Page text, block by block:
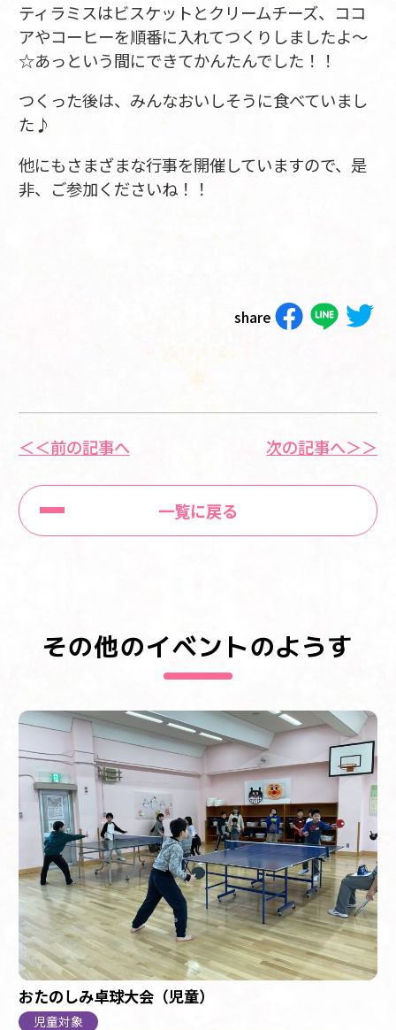
ティラミスはビスケットとクリームチーズ、ココ
アやコーヒーを順番に入れてつくりしましたよ～
☆あっという間にできてかんたんでした！！
つくった後は、みんなおいしそうに食べていまし
た♪
他にもさまざまな行事を開催していますので、是
非、ご参加くださいね！！
share
＜＜前の記事へ
一覧に戻る
次の記事へ＞＞
その他のイベントのようす
おたのしみ卓球大会（児童）
児童対象